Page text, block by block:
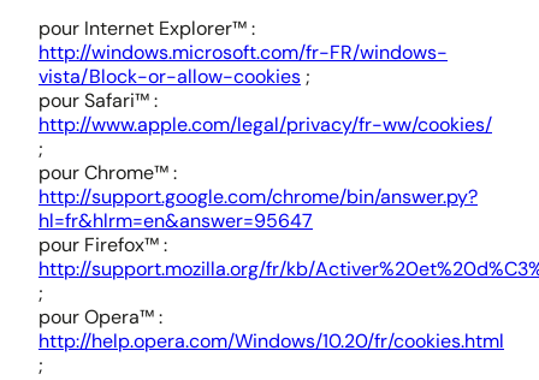
pour Internet Explorer™ :
http://windows.microsoft.com/fr-FR/windows-
vista/Block-or-allow-cookies ;
pour Safari™ :
http://www.apple.com/legal/privacy/fr-ww/cookies/
;
pour Chrome™ :
http://support.google.com/chrome/bin/answer.py?
hl=fr&hlrm=en&answer=95647
pour Firefox™ :
http://support.mozilla.org/fr/kb/
;
pour Opera™ :
http://help.opera.com/Windows/10.20/fr/cookies.html
;